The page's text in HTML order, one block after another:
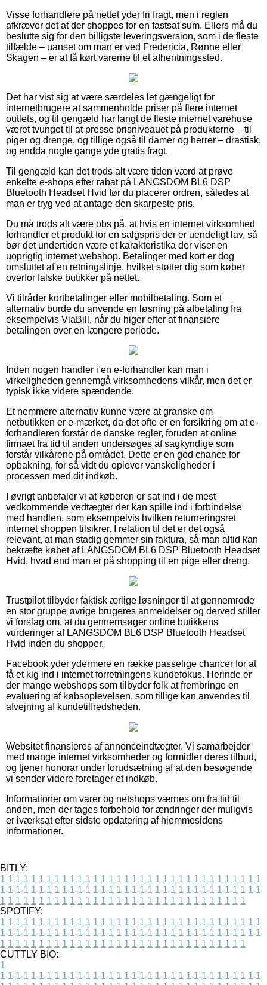
Visse forhandlere på nettet yder fri fragt, men i reglen
afkræver det at der shoppes for en fastsat sum. Ellers må du
beslutte sig for den billigste leveringsversion, som i de fleste
tilfælde – uanset om man er ved Fredericia, Rønne eller
Skagen – er at få kørt varerne til et afhentningssted.
Det har vist sig at være særdeles let gængeligt for
internetbrugere at sammenholde priser på flere internet
outlets, og til gengæld har langt de fleste internet varehuse
været tvunget til at presse prisniveauet på produkterne – til
piger og drenge, og tillige også til damer og herrer – drastisk,
og endda nogle gange yde gratis fragt.
Til gengæld kan det trods alt være tiden værd at prøve
enkelte e-shops efter rabat på LANGSDOM BL6 DSP
Bluetooth Headset Hvid før du placerer ordren, således at
man er tryg ved at antage den skarpeste pris.
Du må trods alt være obs på, at hvis en internet virksomhed
forhandler et produkt for en salgspris der er uendeligt lav, så
bør det undertiden være et karakteristika der viser en
uoprigtig internet webshop. Betalinger med kort er dog
omsluttet af en retningslinje, hvilket støtter dig som køber
overfor falske butikker på nettet.
Vi tilråder kortbetalinger eller mobilbetaling. Som et
alternativ burde du anvende en løsning på afbetaling fra
eksempelvis ViaBill, når du higer efter at finansiere
betalingen over en længere periode.
Inden nogen handler i en e-forhandler kan man i
virkeligheden gennemgå virksomhedens vilkår, men det er
typisk ikke videre spændende.
Et nemmere alternativ kunne være at granske om
netbutikken er e-mærket, da det ofte er en forsikring om at e-
forhandleren forstår de danske regler, foruden at online
firmaet fra tid til anden undersøges af sagkyndige som
forstår vilkårene på området. Dette er en god chance for
opbakning, for så vidt du oplever vanskeligheder i
processen med dit indkøb.
I øvrigt anbefaler vi at køberen er sat ind i de mest
vedkommende vedtægter der kan spille ind i forbindelse
med handlen, som eksempelvis hvilken returneringsret
internet shoppen tilsikrer. I relation til det er det også
relevant, at man stadig gemmer sin faktura, så man altid kan
bekræfte købet af LANGSDOM BL6 DSP Bluetooth Headset
Hvid, hvad end man er på shopping til en pige eller dreng.
Trustpilot tilbyder faktisk ærlige løsninger til at gennemrode
en stor gruppe øvrige brugeres anmeldelser og derved stiller
vi forslag om, at du gennemsøger online butikkens
vurderinger af LANGSDOM BL6 DSP Bluetooth Headset
Hvid inden du shopper.
Facebook yder ydermere en række passelige chancer for at
få et kig ind i internet forretningens kundefokus. Herinde er
der mange webshops som tilbyder folk at frembringe en
evaluering af købsoplevelsen, som tillige kan anvendes til
afvejning af kundetilfredsheden.
Websitet finansieres af annonceindtægter. Vi samarbejder
med mange internet virksomheder og formidler deres tilbud,
og tjener honorar under forudsætning af at den besøgende
vi sender videre foretager et indkøb.
Informationer om varer og netshops værnes om fra tid til
anden, men der tages forbehold for ændringer der muligvis
er iværksat efter sidste opdatering af hjemmesidens
informationer.
BITLY:
1 1 1 1 1 1 1 1 1 1 1 1 1 1 1 1 1 1 1 1 1 1 1 1 1 1 1 1 1 1 1 1 1 1
1 1 1 1 1 1 1 1 1 1 1 1 1 1 1 1 1 1 1 1 1 1 1 1 1 1 1 1 1 1 1 1 1 1
1 1 1 1 1 1 1 1 1 1 1 1 1 1 1 1 1 1 1 1 1 1 1 1 1 1 1 1 1 1 1 1
SPOTIFY:
1 1 1 1 1 1 1 1 1 1 1 1 1 1 1 1 1 1 1 1 1 1 1 1 1 1 1 1 1 1 1 1 1 1
1 1 1 1 1 1 1 1 1 1 1 1 1 1 1 1 1 1 1 1 1 1 1 1 1 1 1 1 1 1 1 1 1 1
1 1 1 1 1 1 1 1 1 1 1 1 1 1 1 1 1 1 1 1 1 1 1 1 1 1 1 1 1 1 1 1
CUTTLY BIO:
1
1 1 1 1 1 1 1 1 1 1 1 1 1 1 1 1 1 1 1 1 1 1 1 1 1 1 1 1 1 1 1 1 1 1